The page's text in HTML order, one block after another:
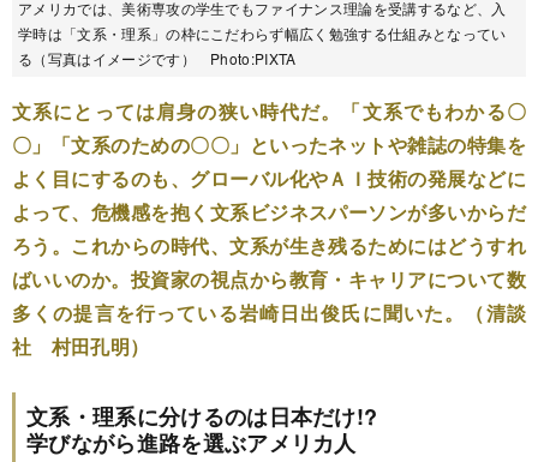
アメリカでは、美術専攻の学生でもファイナンス理論を受講するなど、入
学時は「文系・理系」の枠にこだわらず幅広く勉強する仕組みとなってい
る（写真はイメージです） Photo:PIXTA
文系にとっては肩身の狭い時代だ。「文系でもわかる〇
〇」「文系のための〇〇」といったネットや雑誌の特集を
よく目にするのも、グローバル化やＡＩ技術の発展などに
よって、危機感を抱く文系ビジネスパーソンが多いからだ
ろう。これからの時代、文系が生き残るためにはどうすれ
ばいいのか。投資家の視点から教育・キャリアについて数
多くの提言を行っている岩崎日出俊氏に聞いた。（清談
社 村田孔明）
文系・理系に分けるのは日本だけ!?
学びながら進路を選ぶアメリカ人